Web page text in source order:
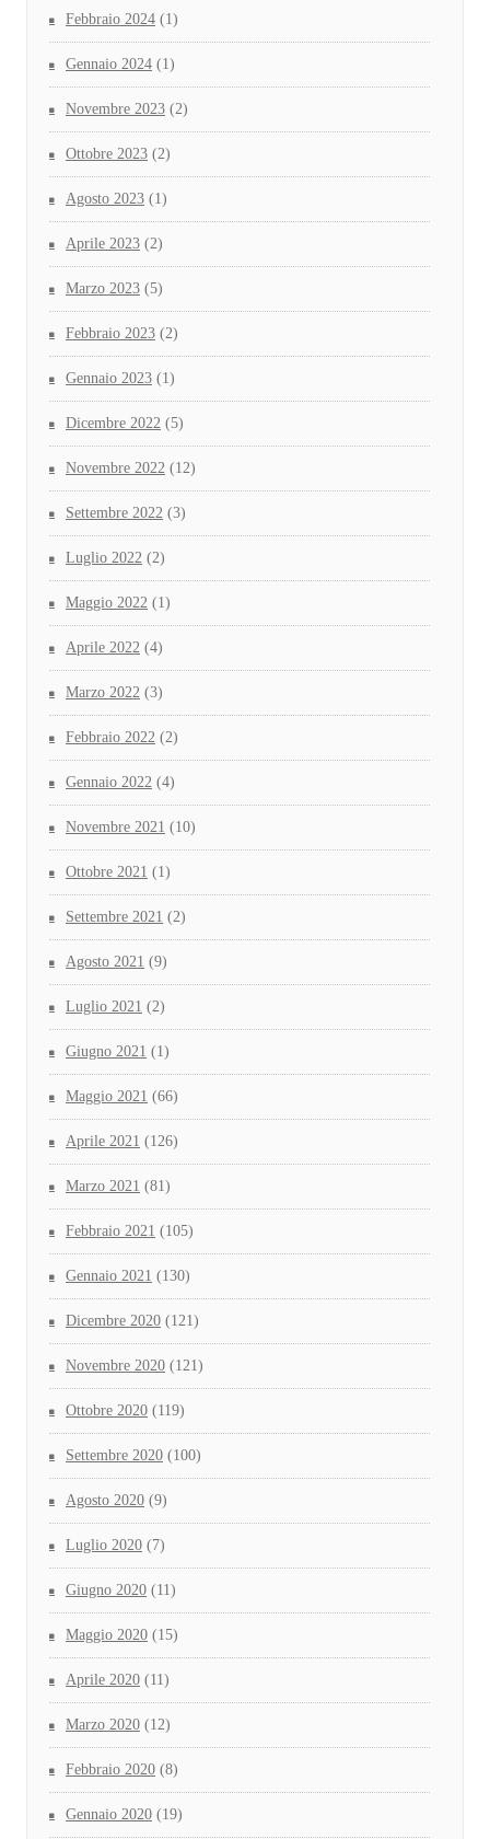
Febbraio 2024 (1)
Gennaio 2024 (1)
Novembre 2023 (2)
Ottobre 2023 (2)
Agosto 2023 (1)
Aprile 2023 (2)
Marzo 2023 (5)
Febbraio 2023 (2)
Gennaio 2023 (1)
Dicembre 2022 (5)
Novembre 2022 (12)
Settembre 2022 (3)
Luglio 2022 (2)
Maggio 2022 (1)
Aprile 2022 (4)
Marzo 2022 (3)
Febbraio 2022 (2)
Gennaio 2022 (4)
Novembre 2021 (10)
Ottobre 2021 (1)
Settembre 2021 (2)
Agosto 2021 (9)
Luglio 2021 (2)
Giugno 2021 (1)
Maggio 2021 (66)
Aprile 2021 (126)
Marzo 2021 (81)
Febbraio 2021 (105)
Gennaio 2021 (130)
Dicembre 2020 (121)
Novembre 2020 (121)
Ottobre 2020 (119)
Settembre 2020 (100)
Agosto 2020 (9)
Luglio 2020 (7)
Giugno 2020 (11)
Maggio 2020 (15)
Aprile 2020 (11)
Marzo 2020 (12)
Febbraio 2020 (8)
Gennaio 2020 (19)